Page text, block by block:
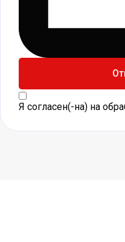
Я согласен(-на) на